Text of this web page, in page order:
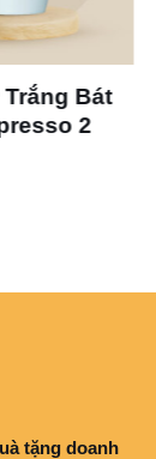
Bát
2
Cốc
uà tặng doanh